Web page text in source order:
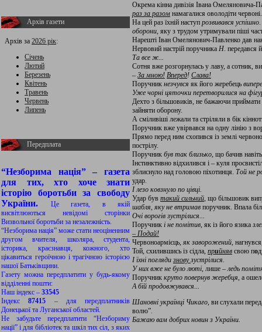
Архів газети
Архів за 2026 рік:
Січень
Лютий
Березень
Квітень
Травень
Червень
Липень
Передплата
“Незборима нація” – газета
для тих, хто хоче знати
історію боротьби за свободу
України.
Це газета, в якій
висвітлюються невідомі сторінки
Визвольної боротьби за незалежність.
“Незборима нація” може стати неоціненним
другом вчителя, школяра, студента,
історика, краєзнавця, кожного, хто
цікавиться героїчною і трагічною історією
нашої Батьківщини.
Газету можна передплатити у будь-якому
відділенні пошти:
Наш індекс – 33545
Індекс87415 – для передплатників
Донецької та Луганської областей.
Не забудьте передплатити “Незбориму
нації” і для бібліотек та шкіл тих сіл, з яких
Окрема кінна дивізія Івана Омеляновича-
раз за разом намагалися оволодіти
На цей раз їхній наступ розвивався успішно
оборони, яку з трудом утримували піші
Нарешті Іван Омелянович-Павленко дав
Нервовий настрій поручника Н. передався
Та все ж...
Сотня вже розгорнулась у лаву, а сотник,
– За мною! Вперед! Слава!
Поручник незчувся як його жеребець
Уже чорні цяточки перетворилися на
Дехто з більшовиків, не бажаючи
зайняти оборону.
А сміливіші лежали та стріляли в бік
Поручник вже увірвався на одну лінію з
Прямо перед ним схопився із землі
пострілу.
Поручник був так близько, що бачив
Інстинктивно відхилився і – куля
зблиснуло над головою піхотинця. Той не
удар.
І лезо ковзнуло по цівці.
Удар був такий сильний, що більшовик
шабля, яку не втримав поручник. Впала
Очі ворогів зустрілися...
Поручник і не помітив, як із його язика
– Подай!
Червоноармієць, як заворожений,
Той, схилившись із сідла, прийняв свою по
І їхні погляди зновузустрілися.
У них вже не було люті, лише –ледь
Поручник круто повернув жеребця, а
А бій продовжувався...
Шановні українці Чикаго, ви слухали
волю”.
Бажаю вам добрих новин з України.